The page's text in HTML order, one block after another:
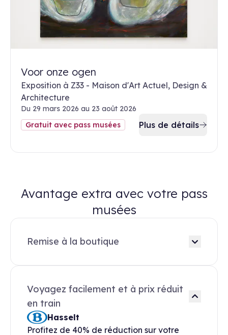
Voor onze ogen
Exposition à Z33 - Maison d'Art Actuel, Design &
Architecture
Du 29 mars 2026 au 23 août 2026
Gratuit avec pass musées
Plus de détails
Avantage extra avec votre pass
musées
Remise à la boutique
Voyagez facilement et à prix réduit
en train
Hasselt
Profitez de 40% de réduction sur votre